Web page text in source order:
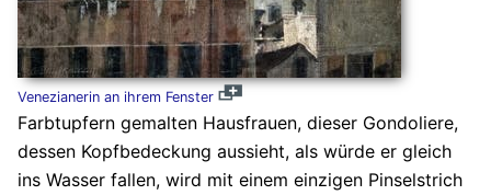
Venezianerin an ihrem Fenster
Farbtupfern gemalten Hausfrauen, dieser Gondoliere,
dessen Kopfbedeckung aussieht, als würde er gleich
ins Wasser fallen, wird mit einem einzigen Pinselstrich